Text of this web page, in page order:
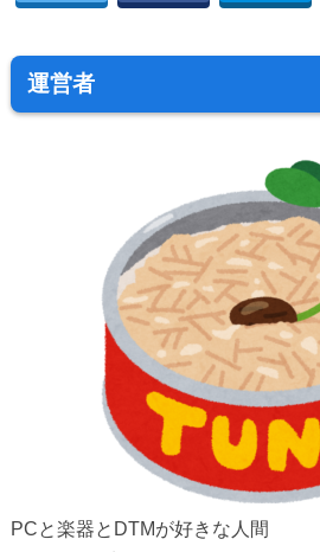
運営者
PCと楽器とDTMが好きな人間